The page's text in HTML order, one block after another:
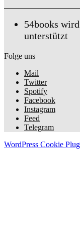
54books
unterstützt
Folge uns
Mail
Twitter
Spotify
Facebook
Instagram
Feed
Telegram
WordPress Cookie